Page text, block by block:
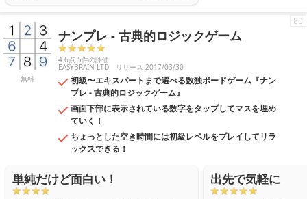
無料
ナンプレ - 古典的ロジックゲーム
4.6点 5件の評価
EASYBRAIN LTD リリース 2017/03/30
初級〜エキスパートまで選べる数独ボードゲーム『ナン
プレ - 古典的ロジックゲーム』
画面下部に表示されている数字をタップしてマスを埋め
ていく！
ちょっとした空き時間には初級レベルをプレイしてリラ
ックスできる！
80
単純だけど面白い！ 出先で気軽に